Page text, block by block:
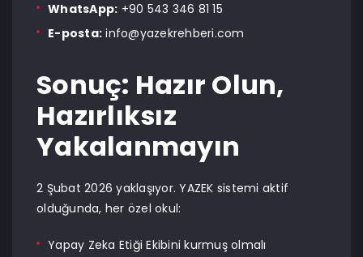
WhatsApp: +90 543 346 81 15
E-posta: info@yazekrehberi.com
Sonuç: Hazır Olun,
Hazırlıksız
Yakalanmayın
2 Şubat 2026 yaklaşıyor. YAZEK sistemi aktif
olduğunda, her özel okul:
Yapay Zeka Etiği Ekibini kurmuş olmalı